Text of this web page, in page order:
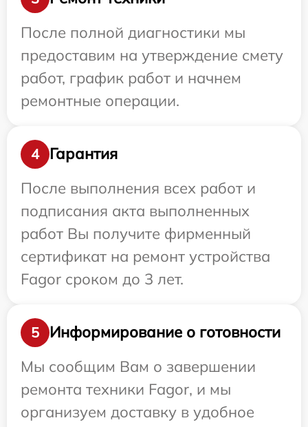
После полной диагностики мы
предоставим на утверждение смету
работ, график работ и начнем
ремонтные операции.
4
Гарантия
После выполнения всех работ и
подписания акта выполненных
работ Вы получите фирменный
сертификат на ремонт устройства
Fagor сроком до 3 лет.
5
Информирование о готовности
Мы сообщим Вам о завершении
ремонта техники Fagor, и мы
организуем доставку в удобное